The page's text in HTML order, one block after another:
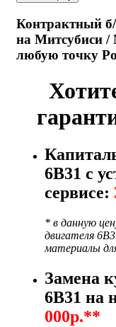
Контрактный б/
на Митсубиси /
любую точку
6B31 с
сервисе:
* в данную
двигателя
материалы
Замена
6B31 на
000р.**